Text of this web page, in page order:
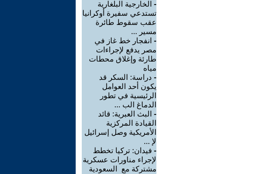
- الخارجية البلغارية
تستدعي سفيرة أوكرانيا
عقب سقوط طائرة
مسير ...
- انفجار خط غاز في
مصر يدفع لإجراءات
طارئة وإغلاق محطات
مياه
- دراسة: السكر قد
يكون أحد العوامل
الرئيسية في تطور
الدماغ الب ...
- البث العبرية: قائد
القيادة المركزية
الأمريكية وصل إسرائيل
لإ ...
- فيدان: تركيا تخطط
لإجراء مناورات عسكرية
مشتركة مع السعودية